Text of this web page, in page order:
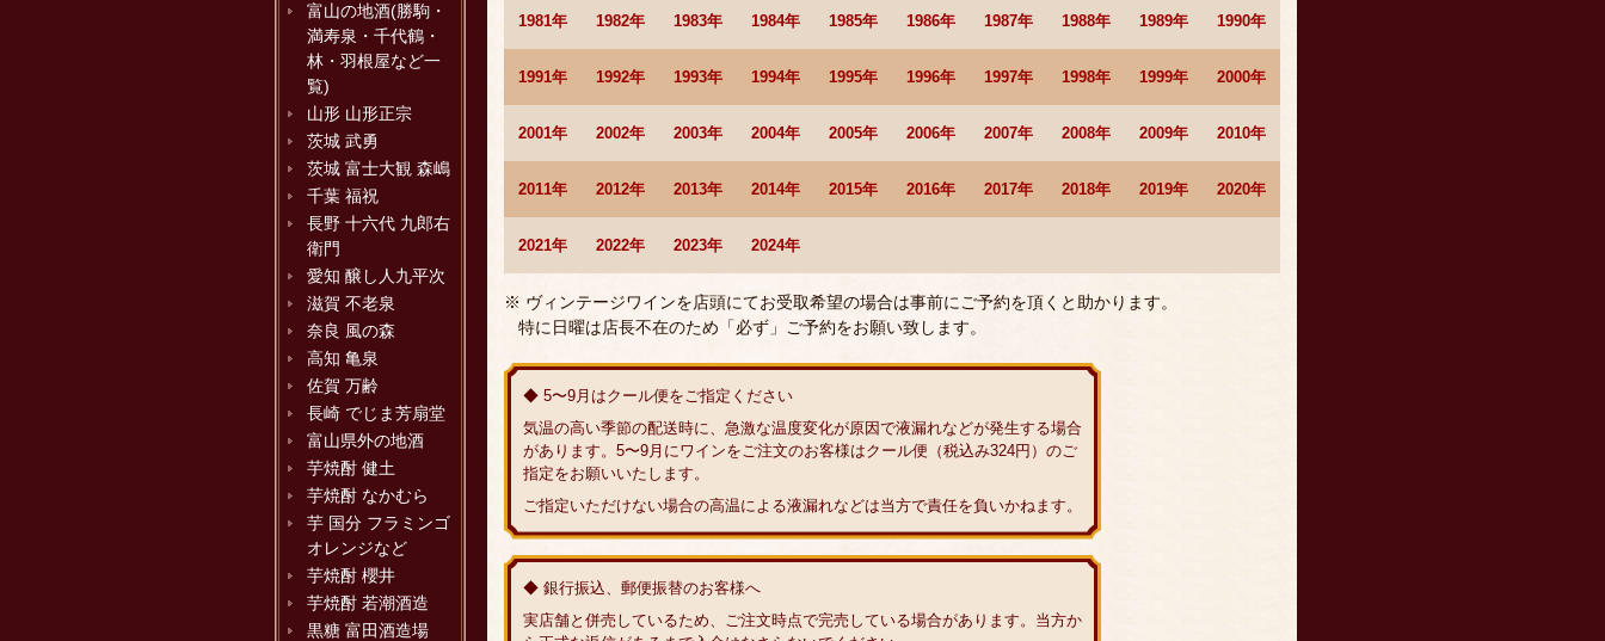
富山の地酒(勝駒・
満寿泉・千代鶴・
林・羽根屋など一
覧)
山形 山形正宗
茨城 武勇
茨城 富士大観 森嶋
千葉 福祝
長野 十六代 九郎右
衛門
愛知 醸し人九平次
滋賀 不老泉
奈良 風の森
高知 亀泉
佐賀 万齢
長崎 でじま芳扇堂
富山県外の地酒
芋焼酎 健土
芋焼酎 なかむら
芋 国分 フラミンゴ
オレンジなど
芋焼酎 櫻井
芋焼酎 若潮酒造
黒糖 富田酒造場
1981年 1982年 1983年 1984年 1985年 1986年 1987年 1988年 1989年 1990年
1991年 1992年 1993年 1994年 1995年 1996年 1997年 1998年 1999年 2000年
2001年 2002年 2003年 2004年 2005年 2006年 2007年 2008年 2009年 2010年
2011年 2012年 2013年 2014年 2015年 2016年 2017年 2018年 2019年 2020年
2021年 2022年 2023年 2024年
※ ヴィンテージワインを店頭にてお受取希望の場合は事前にご予約を頂くと助かります。
特に日曜は店長不在のため「必ず」ご予約をお願い致します。
◆ 5〜9月はクール便をご指定ください
気温の高い季節の配送時に、急激な温度変化が原因で液漏れなどが発生する場合
があります。5〜9月にワインをご注文のお客様はクール便（税込み324円）のご
指定をお願いいたします。
ご指定いただけない場合の高温による液漏れなどは当方で責任を負いかねます。
◆ 銀行振込、郵便振替のお客様へ
実店舗と併売しているため、ご注文時点で完売している場合があります。当方か